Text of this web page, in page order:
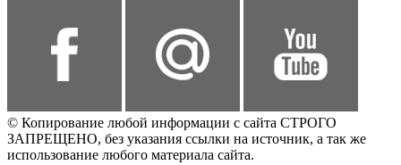
© Копирование любой информации с сайта СТРОГО
ЗАПРЕЩЕНО, без указания ссылки на источник, а так же
использование любого материала сайта.